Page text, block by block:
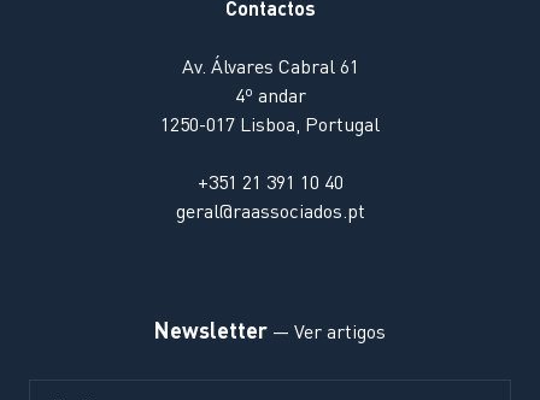
Contactos
Av. Álvares Cabral 61
4º andar
1250-017 Lisboa, Portugal
+351 21 391 10 40
geral@raassociados.pt
Newsletter — Ver artigos